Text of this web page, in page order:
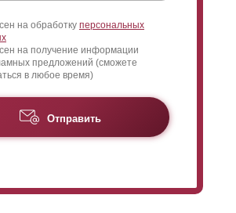
на обработку персональных
на получение информации
предложений (сможете
в любое время)
Отправить